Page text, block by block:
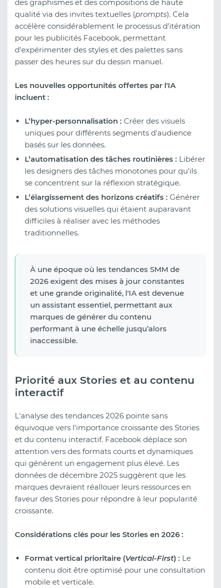
des graphismes et des compositions de haute
qualité via des invites textuelles (prompts). Cela
accélère considérablement le processus d'itération
pour les publicités Facebook, permettant
d'expérimenter des styles et des palettes sans
passer des heures sur du dessin manuel.
Les nouvelles opportunités offertes par l'IA
incluent :
L’hyper-personnalisation : Créer des visuels
uniques pour différents segments d'audience
basés sur les données.
L’automatisation des tâches routinières : Libérer
les designers des tâches monotones pour qu'ils
se concentrent sur la réflexion stratégique.
L’élargissement des horizons créatifs : Générer
des solutions visuelles qui étaient auparavant
difficiles à réaliser avec les méthodes
traditionnelles.
À une époque où les tendances SMM de
2026 exigent des mises à jour constantes
et une grande originalité, l'IA est devenue
un assistant essentiel, permettant aux
marques de générer du contenu
performant à une échelle jusqu’alors
inaccessible.
Priorité aux Stories et au contenu
interactif
L'analyse des tendances 2026 pointe sans
équivoque vers l'importance croissante des Stories
et du contenu interactif. Facebook déplace son
attention vers des formats courts et dynamiques
qui génèrent un engagement plus élevé. Les
données de décembre 2025 suggèrent que les
marques devraient réallouer leurs ressources en
faveur des Stories pour répondre à leur popularité
croissante.
Considérations clés pour les Stories en 2026 :
Format vertical prioritaire (Vertical-First) : Le
contenu doit être optimisé pour une consultation
mobile et verticale.